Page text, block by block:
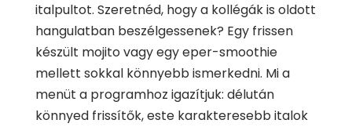
italpultot. Szeretnéd, hogy a kollégák is oldott
hangulatban beszélgessenek? Egy frissen
készült mojito vagy egy eper-smoothie
mellett sokkal könnyebb ismerkedni. Mi a
menüt a programhoz igazítjuk: délután
könnyed frissítők, este karakteresebb italok